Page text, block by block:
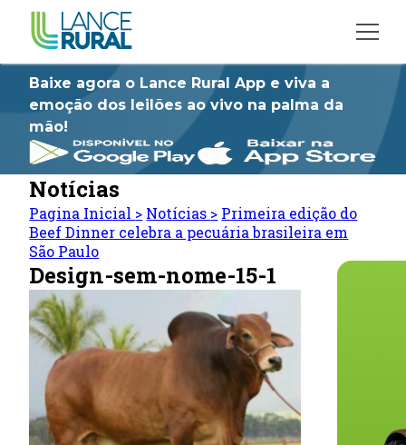
Baixe agora o Lance Rural App e viva a
emoção dos leilões ao vivo na palma da
mão!
Notícias
Pagina Inicial > Notícias > Primeira edição do
Beef Dinner celebra a pecuária brasileira em
São Paulo
Design-sem-nome-15-1